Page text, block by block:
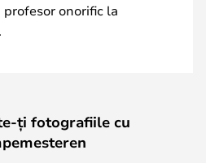
onorific la
ți fotografiile cu